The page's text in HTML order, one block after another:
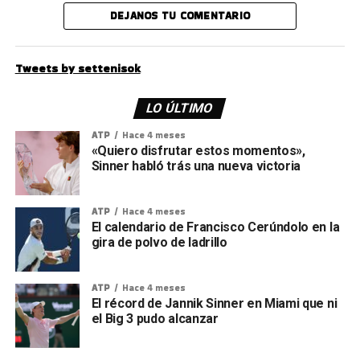
DEJANOS TU COMENTARIO
Tweets by settenisok
LO ÚLTIMO
ATP Hace 4 meses
«Quiero disfrutar estos momentos»,
Sinner habló trás una nueva victoria
ATP Hace 4 meses
El calendario de Francisco Cerúndolo en la
gira de polvo de ladrillo
ATP Hace 4 meses
El récord de Jannik Sinner en Miami que ni
el Big 3 pudo alcanzar